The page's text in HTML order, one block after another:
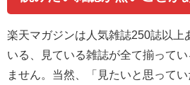
楽天マガジンは人気雑誌250誌以上
いる、見ている雑誌が全て揃って
ません。当然、「見たいと思って